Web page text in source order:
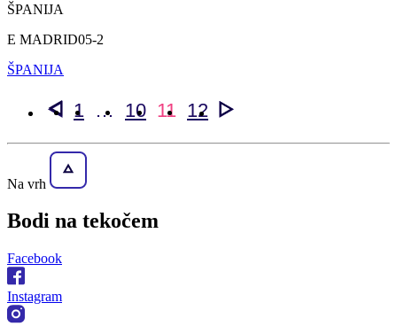
ŠPANIJA
E MADRID05-2
ŠPANIJA
1 … 10 11 12
Na vrh
Bodi na tekočem
Facebook
Instagram